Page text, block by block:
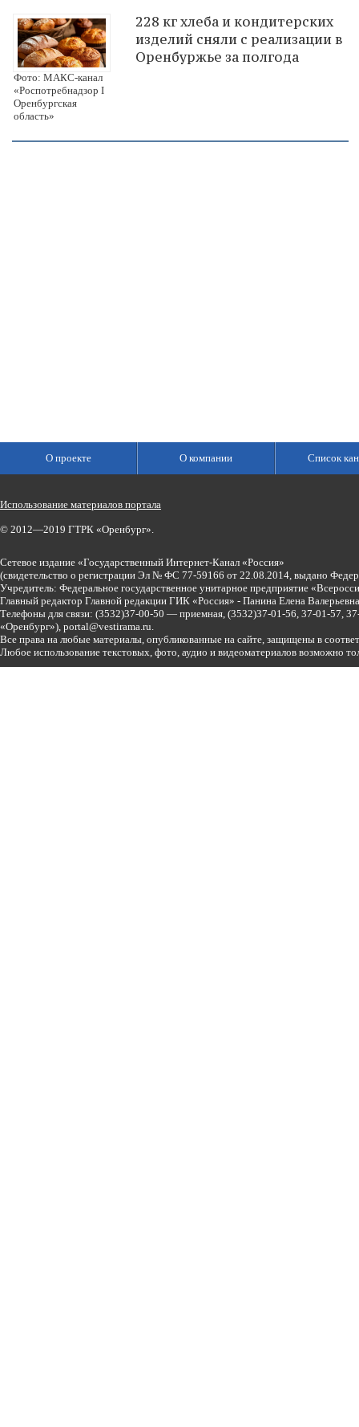
Фото: МАКС-канал
«Роспотребнадзор I
Оренбургская
область»
228 кг хлеба и кондитерских
изделий сняли с реализации в
Оренбуржье за полгода
О проекте О компании Список
Использование материалов портала
© 2012—2019 ГТРК «Оренбург».
Сетевое издание «Государственный Интернет-Канал «Россия»
(свидетельство о регистрации Эл № ФС 77-59166 от 22.08.2014, выдано
Учредитель: Федеральное государственное унитарное предприятие
Главный редактор Главной редакции ГИК «Россия» - Панина Елена
Телефоны для связи: (3532)37-00-50 — приемная, (3532)37-01-56, 37-01-57,
«Оренбург»), portal@vestirama.ru.
Все права на любые материалы, опубликованные на сайте, защищены в
Любое использование текстовых, фото, аудио и видеоматериалов возможно